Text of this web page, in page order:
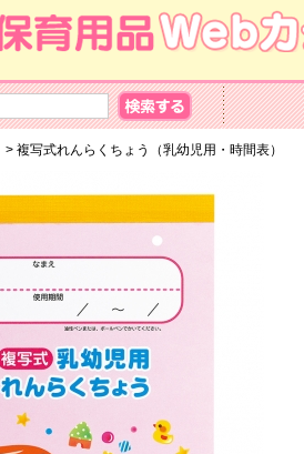
> 複写式れんらくちょう（乳幼児用・時間表）